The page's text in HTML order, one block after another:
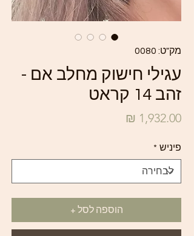
מק"ט: 0080
עגילי חישוק מחלב אם -
זהב 14 קראט
פיניש *
הוספה לסל +